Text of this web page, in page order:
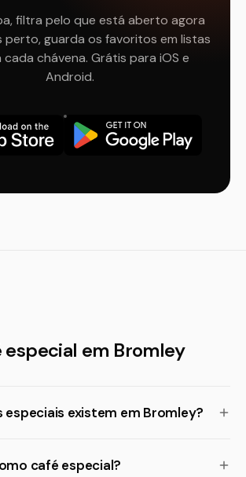
filtra pelo que está aberto agora
perto, guarda os favoritos em listas
chávena. Grátis para iOS e
Android.
especial em Bromley
existem em Bromley?
café especial?